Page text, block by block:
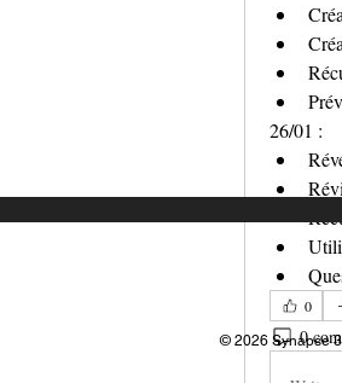
26/01 :
0
0
© 2026 Synapse